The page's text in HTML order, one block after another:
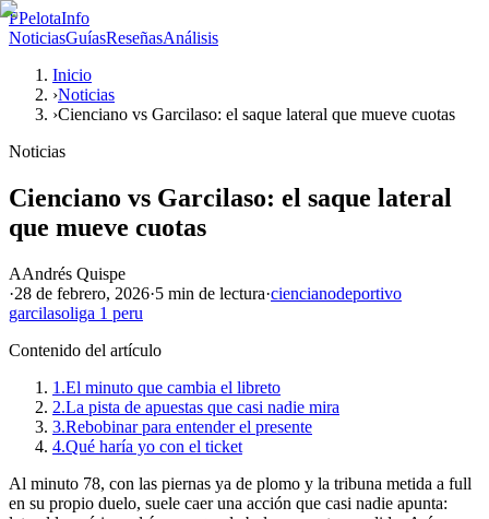
PPelotaInfo
NoticiasGuíasReseñasAnálisis
Inicio
›Noticias
›Cienciano vs Garcilaso: el saque lateral que mueve cuotas
Noticias
Cienciano vs Garcilaso: el saque lateral
que mueve cuotas
AAndrés Quispe
·28 de febrero, 2026·5 min de lectura·ciencianodeportivo
garcilasoliga 1 peru
Contenido del artículo
1.El minuto que cambia el libreto
2.La pista de apuestas que casi nadie mira
3.Rebobinar para entender el presente
4.Qué haría yo con el ticket
Al minuto 78, con las piernas ya de plomo y la tribuna metida a full
en su propio duelo, suele caer una acción que casi nadie apunta: